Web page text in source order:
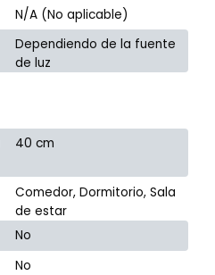
N/A (No aplicable)
Dependiendo de la fuente
de luz
40 cm
Comedor, Dormitorio, Sala
de estar
No
No